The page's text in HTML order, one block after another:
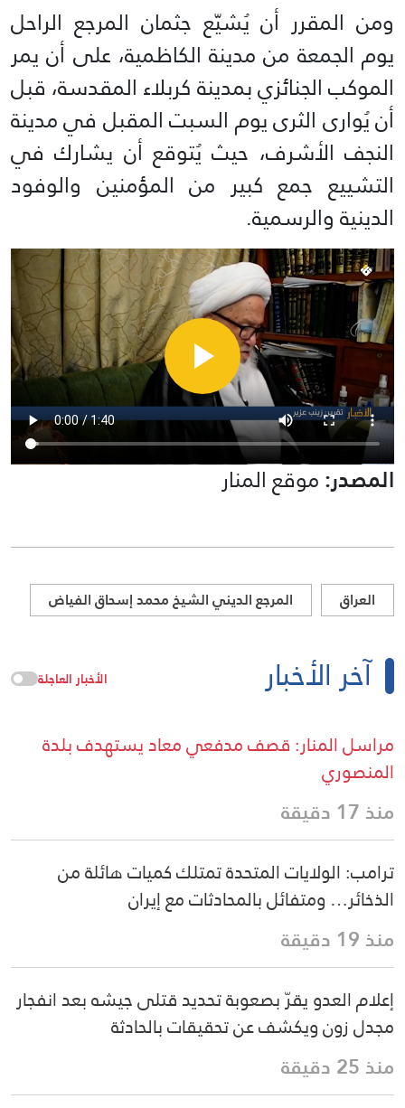
ومن المقرر أن يُشيّع جثمان المرجع الراحل
يوم الجمعة من مدينة الكاظمية، على أن يمر
الموكب الجنائزي بمدينة كربلاء المقدسة، قبل
أن يُوارى الثرى يوم السبت المقبل في مدينة
النجف الأشرف، حيث يُتوقع أن يشارك في
التشييع جمع كبير من المؤمنين والوفود
الدينية والرسمية.
المصدر:موقع المنار
العراق المرجع الديني الشيخ محمد إسحاق الفياض
آخر الأخبار الأخبار العاجلة
مراسل المنار: قصف مدفعي معاد يستهدف بلدة
المنصوري
منذ 17 دقيقة
ترامب: الولايات المتحدة تمتلك كميات هائلة من
الذخائر… ومتفائل بالمحادثات مع إيران
منذ 19 دقيقة
إعلام العدو يقرّ بصعوبة تحديد قتلى جيشه بعد انفجار
مجدل زون ويكشف عن تحقيقات بالحادثة
منذ 25 دقيقة